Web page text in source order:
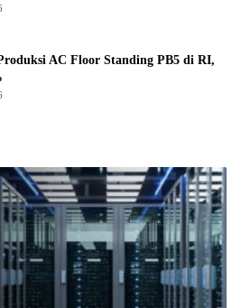
AC Floor Standing PB5 di RI,